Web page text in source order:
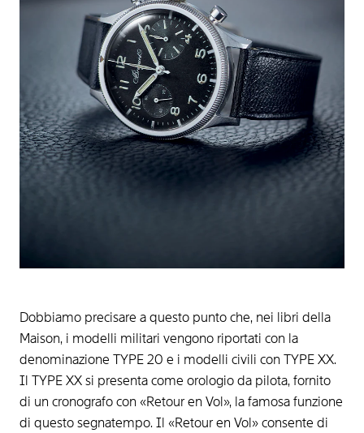
Dobbiamo precisare a questo punto che, nei libri della
Maison, i modelli militari vengono riportati con la
denominazione TYPE 20 e i modelli civili con TYPE XX.
Il TYPE XX si presenta come orologio da pilota, fornito
di un cronografo con «Retour en Vol», la famosa funzione
di questo segnatempo. Il «Retour en Vol» consente di